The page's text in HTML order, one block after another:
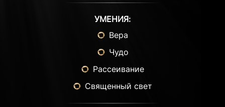
УМЕНИЯ:
Вера
Чудо
Рассеивание
Священный свет